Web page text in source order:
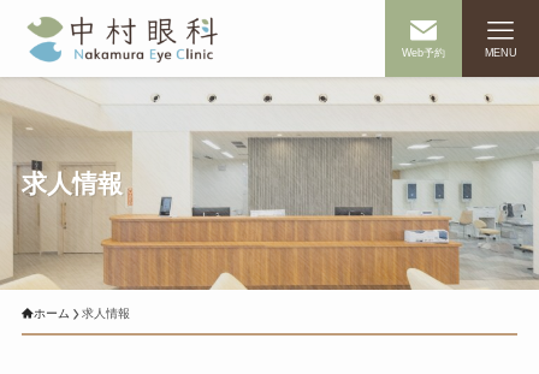
Web予約 MENU
求人情報
ホーム 求人情報